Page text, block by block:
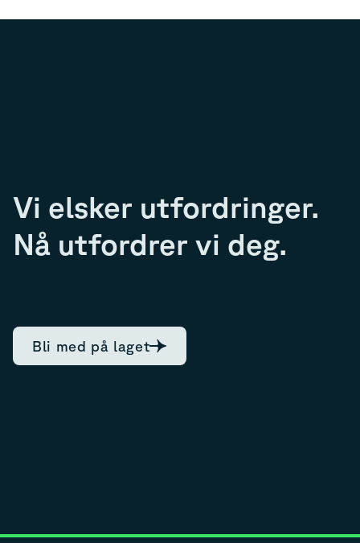
Vi elsker utfordringer.
Nå utfordrer vi deg.
Bli med på laget